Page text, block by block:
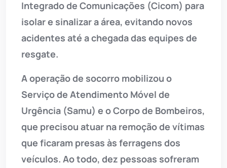
Integrado de Comunicações (Cicom) para
isolar e sinalizar a área, evitando novos
acidentes até a chegada das equipes de
resgate.
A operação de socorro mobilizou o
Serviço de Atendimento Móvel de
Urgência (Samu) e o Corpo de Bombeiros,
que precisou atuar na remoção de vítimas
que ficaram presas às ferragens dos
veículos. Ao todo, dez pessoas sofreram